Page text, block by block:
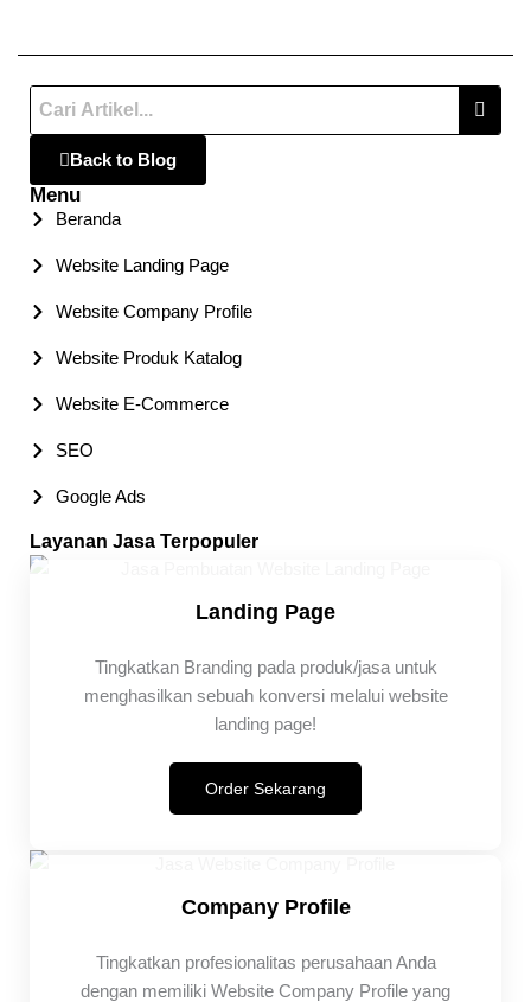
Back to Blog
Menu
Beranda
Website Landing Page
Website Company Profile
Website Produk Katalog
Website E-Commerce
SEO
Google Ads
Layanan Jasa Terpopuler
Landing Page
Tingkatkan Branding pada produk/jasa untuk
menghasilkan sebuah konversi melalui website
landing page!
Order Sekarang
Company Profile
Tingkatkan profesionalitas perusahaan Anda
dengan memiliki Website Company Profile yang